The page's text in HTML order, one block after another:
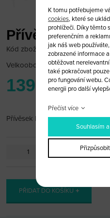
Přívěsek
Kód zboží: PEU_PR60
Velkoobchodní cena: po
139 Kč
Přívěsek Peugeot
PŘIDAT DO KOŠÍKU
K tomu potřebujeme
cookies, které se
prohlížeči. Díky těmto
preferenčním a
jak náš web
zobrazené informace
obtěžovat
také pokračovat
pro fungování webu.
energii pro další
Přečíst více
Souhlasím